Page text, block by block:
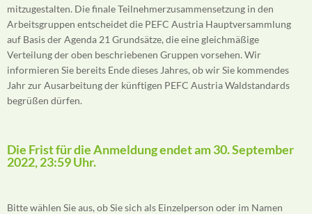
mitzugestalten. Die finale Teilnehmerzusammensetzung in den
Arbeitsgruppen entscheidet die PEFC Austria Hauptversammlung
auf Basis der Agenda 21 Grundsätze, die eine gleichmäßige
Verteilung der oben beschriebenen Gruppen vorsehen. Wir
informieren Sie bereits Ende dieses Jahres, ob wir Sie kommendes
Jahr zur Ausarbeitung der künftigen PEFC Austria Waldstandards
begrüßen dürfen.
Die Frist für die Anmeldung endet am 30. September
2022, 23:59 Uhr.
Bitte wählen Sie aus, ob Sie sich als Einzelperson oder im Namen